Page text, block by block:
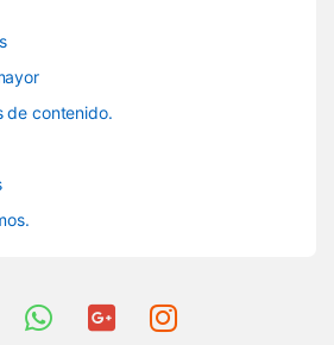
de contenido.